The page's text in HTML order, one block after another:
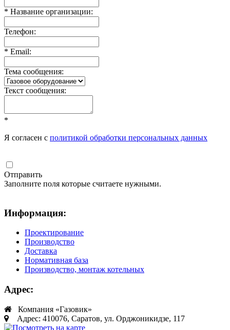
* Название организации:
Телефон:
* Email:
Тема сообщения:
Текст сообщения:
*
Я согласен с политикой обработки персональных данных
Отправить
Заполните поля которые считаете нужными.
Информация:
Проектирование
Производство
Доставка
Нормативная база
Производство, монтаж котельных
Адрес:
Компания «Газовик»
Адрес: 410076, Саратов, ул. Орджоникидзе, 117